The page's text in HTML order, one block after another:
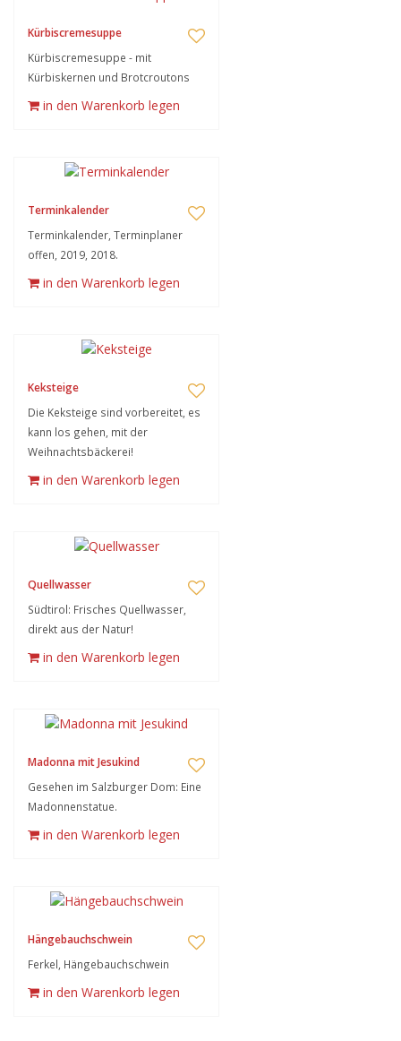
Kürbiscremesuppe
Kürbiscremesuppe - mit
Kürbiskernen und Brotcroutons
in den Warenkorb legen
Terminkalender
Terminkalender, Terminplaner
offen, 2019, 2018.
in den Warenkorb legen
Keksteige
Die Keksteige sind vorbereitet, es
kann los gehen, mit der
Weihnachtsbäckerei!
in den Warenkorb legen
Quellwasser
Südtirol: Frisches Quellwasser,
direkt aus der Natur!
in den Warenkorb legen
Madonna mit Jesukind
Gesehen im Salzburger Dom: Eine
Madonnenstatue.
in den Warenkorb legen
Hängebauchschwein
Ferkel, Hängebauchschwein
in den Warenkorb legen